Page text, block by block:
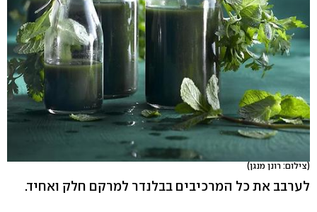
(צילום: רונן מנגן)
לערבב את כל המרכיבים בבלנדר למרקם חלק ואחיד.